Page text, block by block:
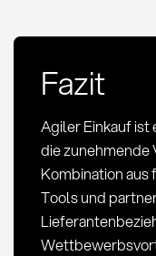
Fazit
Agiler Einkauf
die zunehmende
Kombination
Tools und